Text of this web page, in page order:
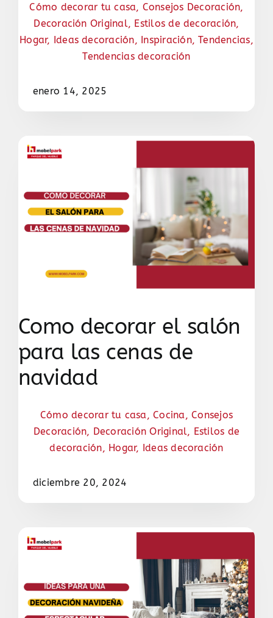
Cómo decorar tu casa, Consejos Decoración,
Decoración Original, Estilos de decoración,
Hogar, Ideas decoración, Inspiración,Tendencias,
Tendencias decoración
enero 14, 2025
Como decorar el salón
para las cenas de
navidad
Cómo decorar tu casa ,Cocina ,Consejos
Decoración, Decoración Original, Estilos de
decoración, Hogar, Ideas decoración
diciembre 20, 2024